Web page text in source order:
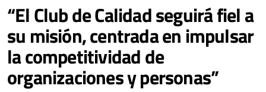
“El Club de Calidad seguirá fiel a
su misión, centrada en impulsar
la competitividad de
organizaciones y personas”